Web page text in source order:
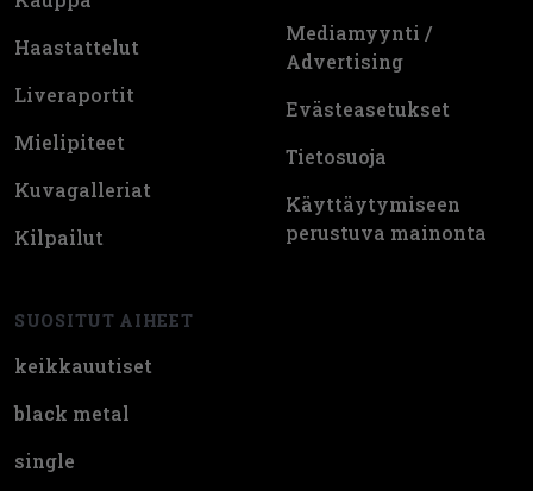
Haastattelut
Liveraportit
Mielipiteet
Kuvagalleriat
Kilpailut
SUOSITUT AIHEET
keikkauutiset
black metal
single
Mediamyynti /
Advertising
Evästeasetukset
Tietosuoja
Käyttäytymiseen
perustuva mainonta